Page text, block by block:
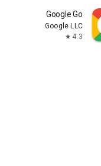
Google Go
Google LLC
4.3
star